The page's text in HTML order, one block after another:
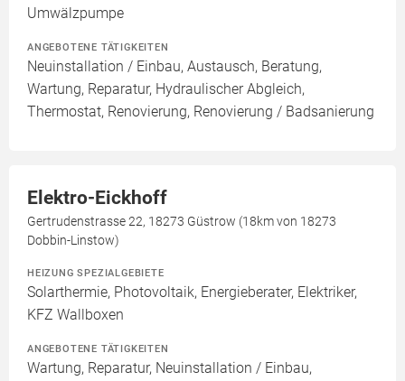
Umwälzpumpe
ANGEBOTENE TÄTIGKEITEN
Neuinstallation / Einbau, Austausch, Beratung,
Wartung, Reparatur, Hydraulischer Abgleich,
Thermostat, Renovierung, Renovierung / Badsanierung
Elektro-Eickhoff
Gertrudenstrasse 22, 18273 Güstrow (18km von 18273
Dobbin-Linstow)
HEIZUNG SPEZIALGEBIETE
Solarthermie, Photovoltaik, Energieberater, Elektriker,
KFZ Wallboxen
ANGEBOTENE TÄTIGKEITEN
Wartung, Reparatur, Neuinstallation / Einbau,